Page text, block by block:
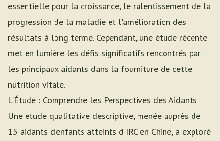
essentielle pour la croissance, le ralentissement de la
progression de la maladie et l'amélioration des
résultats à long terme. Cependant, une étude récente
met en lumière les défis significatifs rencontrés par
les principaux aidants dans la fourniture de cette
nutrition vitale.
L'Étude : Comprendre les Perspectives des Aidants
Une étude qualitative descriptive, menée auprès de
15 aidants d'enfants atteints d'IRC en Chine, a exploré